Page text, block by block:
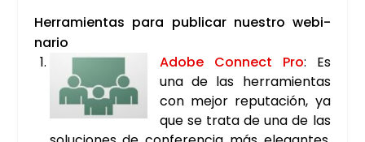
Herra­mien­tas para publi­car nues­tro webi­
na­rio
Ado­be Con­nect Pro: Es
una de las herra­mien­tas
con mejor repu­tación, ya
que se tra­ta de una de las